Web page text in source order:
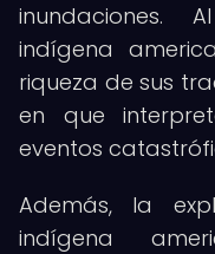
inundaciones.
indígena
riqueza de sus
en que
eventos
Además, la
indígena